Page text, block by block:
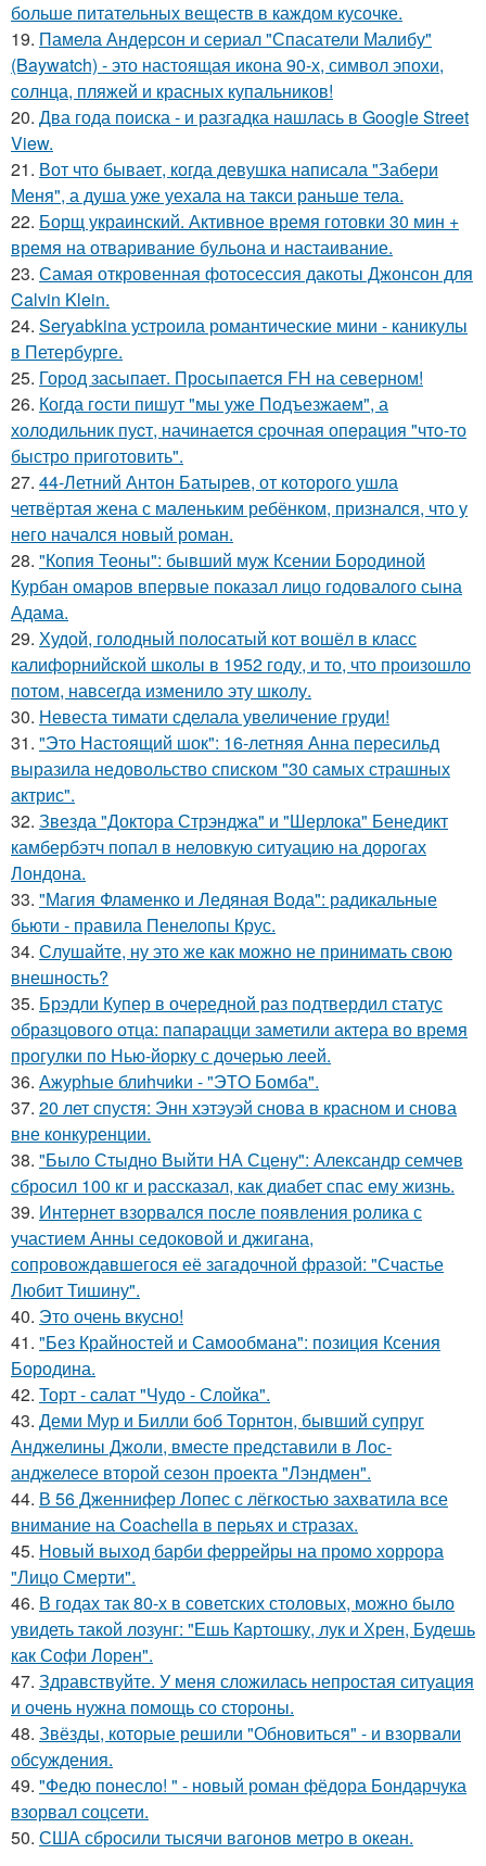
больше питательных веществ в каждом кусочке.
19. Памела Андерсон и сериал "Спасатели Малибу"
(Baywatch) - это настоящая икона 90-х, символ эпохи,
солнца, пляжей и красных купальников!
20. Два года поиска - и разгадка нашлась в Google Street
View.
21. Вот что бывает, когда девушка написала "Забери
Меня", а душа уже уехала на такси раньше тела.
22. Борщ украинский. Активное время готовки 30 мин +
время на отваривание бульона и настаивание.
23. Самая откровенная фотосессия дакоты Джонсон для
Calvin Klein.
24. Seryabkina устроила романтические мини - каникулы
в Петербурге.
25. Город засыпает. Просыпается FH на северном!
26. Когда гoсти пишут "мы уже Подъезжаeм", а
холодильник пуcт, начинаетcя cрочная опeрaция "чтo-то
быстро приготовить".
27. 44-Летний Антон Батырев, от которого ушла
четвёртая жена с маленьким ребёнком, признался, что у
него начался новый роман.
28. "Копия Теоны": бывший муж Ксении Бородиной
Курбан омаров впервые показал лицо годовалого сына
Адама.
29. Худой, голодный полосатый кот вошёл в класс
калифорнийской школы в 1952 году, и то, что произошло
потом, навсегда изменило эту школу.
30. Невеста тимати сделала увеличение груди!
31. "Это Настоящий шок": 16-летняя Анна пересильд
выразила недовольство списком "30 самых страшных
актрис".
32. Звезда "Доктора Стрэнджа" и "Шерлока" Бенедикт
камбербэтч попал в неловкую ситуацию на дорогах
Лондона.
33. "Магия Фламенко и Ледяная Вода": радикальные
бьюти - правила Пенелопы Крус.
34. Слушайте, ну это же как можно не принимать свою
внешность?
35. Брэдли Купер в очередной раз подтвердил статус
образцового отца: папарацци заметили актера во время
прогулки по Нью-йорку с дочерью леей.
36. Ажурhые блиhчиkи - "ЭТO Бомба".
37. 20 лет спустя: Энн хэтэуэй снова в красном и снова
вне конкуренции.
38. "Было Стыдно Выйти НА Сцену": Александр семчев
сбросил 100 кг и рассказал, как диабет спас ему жизнь.
39. Интернет взорвался после появления ролика с
участием Анны седоковой и джигана,
сопровождавшегося её загадочной фразой: "Счастье
Любит Тишину".
40. Это очень вкусно!
41. "Без Крайностей и Самообмана": позиция Ксения
Бородина.
42. Торт - салат "Чудо - Слойка".
43. Деми Мур и Билли боб Торнтон, бывший супруг
Анджелины Джоли, вместе представили в Лос-
анджелесе второй сезон проекта "Лэндмен".
44. В 56 Дженнифер Лопес с лёгкостью захватила все
внимание на Coachella в перьях и стразах.
45. Новый выход барби феррейры на промо хоррора
"Лицо Смерти".
46. В годах так 80-х в советских столовых, можно было
увидеть такой лозунг: "Ешь Картошку, лук и Хрен, Будешь
как Софи Лорен".
47. Здравствуйте. У меня сложилась непростая ситуация
и очень нужна помощь со стороны.
48. Звёзды, которые решили "Обновиться" - и взорвали
обсуждения.
49. "Федю понесло! " - новый роман фёдора Бондарчука
взорвал соцсети.
50. США сбросили тысячи вагонов метро в океан.